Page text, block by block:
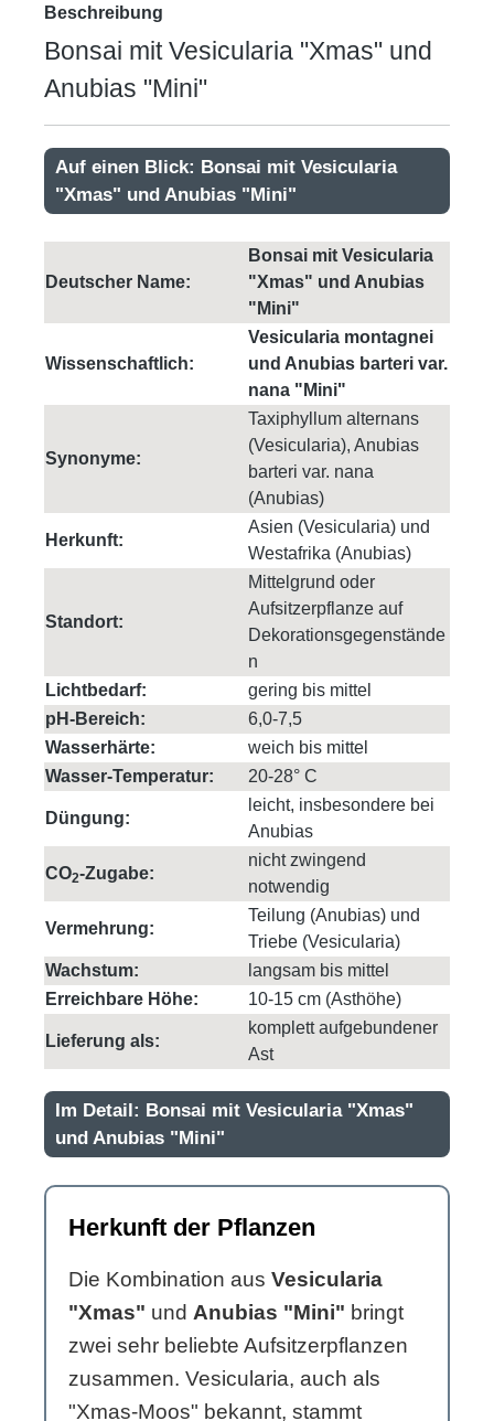
Beschreibung
Bonsai mit Vesicularia "Xmas" und
Anubias "Mini"
Auf einen Blick: Bonsai mit Vesicularia
"Xmas" und Anubias "Mini"
Deutscher Name:
Bonsai mit Vesicularia
"Xmas" und Anubias
"Mini"
Wissenschaftlich:
Vesicularia montagnei
und Anubias barteri var.
nana "Mini"
Synonyme:
Taxiphyllum alternans
(Vesicularia), Anubias
barteri var. nana
(Anubias)
Herkunft:
Asien (Vesicularia) und
Westafrika (Anubias)
Standort:
Mittelgrund oder
Aufsitzerpflanze auf
Dekorationsgegenstände
n
Lichtbedarf:
gering bis mittel
pH-Bereich:
6,0-7,5
Wasserhärte:
weich bis mittel
Wasser-Temperatur:
20-28° C
Düngung:
leicht, insbesondere bei
Anubias
CO2-Zugabe:
nicht zwingend
notwendig
Vermehrung:
Teilung (Anubias) und
Triebe (Vesicularia)
Wachstum:
langsam bis mittel
Erreichbare Höhe:
10-15 cm (Asthöhe)
Lieferung als:
komplett aufgebundener
Ast
Im Detail: Bonsai mit Vesicularia "Xmas"
und Anubias "Mini"
Herkunft der Pflanzen
Die Kombination aus Vesicularia
"Xmas" und Anubias "Mini" bringt
zwei sehr beliebte Aufsitzerpflanzen
zusammen. Vesicularia, auch als
"Xmas-Moos" bekannt, stammt